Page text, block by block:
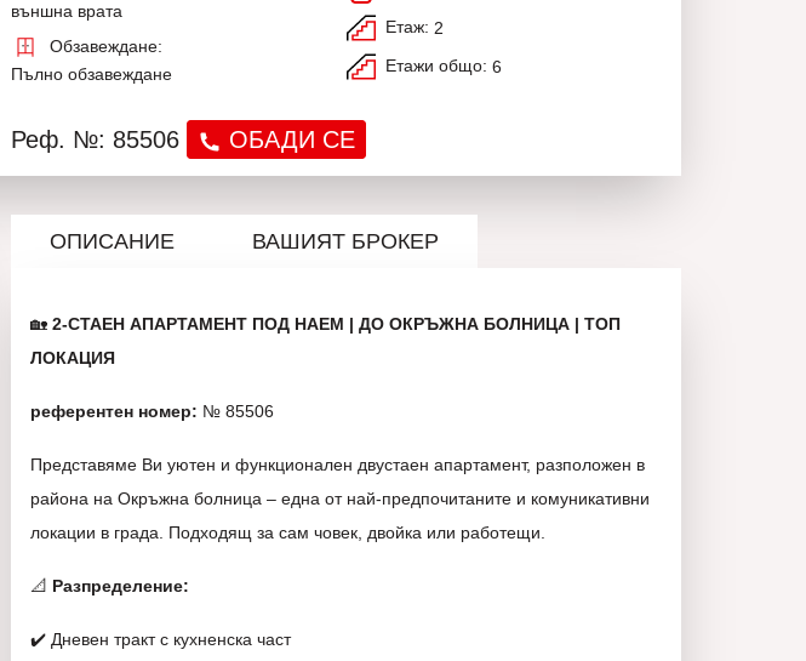
външна врата
Обзавеждане:
Пълно обзавеждане
Етаж: 2
Етажи общо: 6
Реф. №: 85506 ОБАДИ СЕ
ОПИСАНИЕ ВАШИЯТ БРОКЕР
🏡 2-СТАЕН АПАРТАМЕНТ ПОД НАЕМ | ДО ОКРЪЖНА БОЛНИЦА | ТОП
ЛОКАЦИЯ
референтен номер: № 85506
Представяме Ви уютен и функционален двустаен апартамент, разположен в
района на Окръжна болница – една от най-предпочитаните и комуникативни
локации в града. Подходящ за сам човек, двойка или работещи.
📐 Разпределение:
✔️ Дневен тракт с кухненска част